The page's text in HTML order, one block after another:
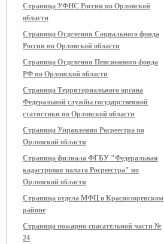
Страница УФНС России по Орловской
области
Страница Отделения Социального фонда
России по Орловской области
Страница Отделения Пенсионного фонда
РФ по Орловской области
Страница Территориального органа
Федеральной службы государственной
статистики по Орловской области
Страница Управления Росреестра по
Орловской области
Страница филиала ФГБУ "Федеральная
кадастровая палата Росреестра" по
Орловской области
Страница отдела МФЦ в Краснозоренском
районе
Страница пожарно-спасательной части №
24